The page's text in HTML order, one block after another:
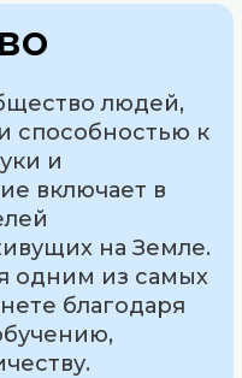
людей,
способностью к
и
включает в
на Земле.
одним из самых
благодаря